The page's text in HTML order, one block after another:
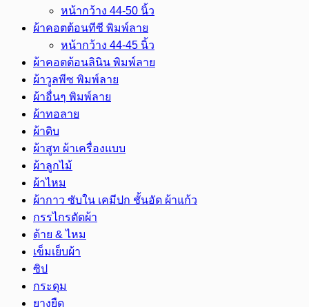
หน้ากว้าง 44-50 นิ้ว
ผ้าคอตต้อนทีซี พิมพ์ลาย
หน้ากว้าง 44-45 นิ้ว
ผ้าคอตต้อนลินิน พิมพ์ลาย
ผ้าวูลพีซ พิมพ์ลาย
ผ้าอื่นๆ พิมพ์ลาย
ผ้าทอลาย
ผ้าดิบ
ผ้าสูท ผ้าเครื่องแบบ
ผ้าลูกไม้
ผ้าไหม
ผ้ากาว ซับใน เคมีปก ชั้นอัด ผ้าแก้ว
กรรไกรตัดผ้า
ด้าย & ไหม
เข็มเย็บผ้า
ซิป
กระดุม
ยางยืด